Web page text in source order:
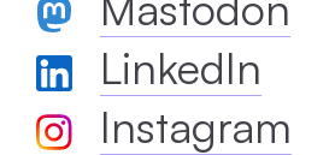
LinkedIn
Instagram